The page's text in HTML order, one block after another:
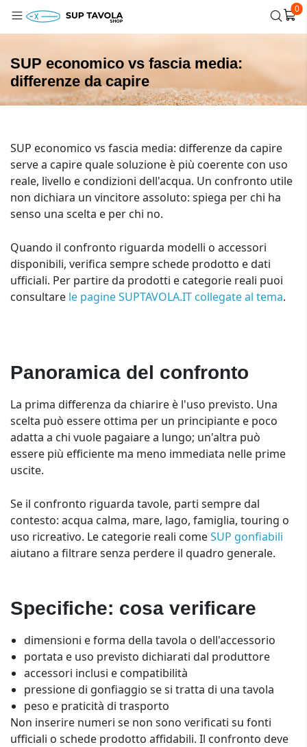
0
SUP economico vs fascia media:
differenze da capire
SUP economico vs fascia media: differenze da capire
serve a capire quale soluzione è più coerente con uso
reale, livello e condizioni dell'acqua. Un confronto utile
non dichiara un vincitore assoluto: spiega per chi ha
senso una scelta e per chi no.
Quando il confronto riguarda modelli o accessori
disponibili, verifica sempre schede prodotto e dati
ufficiali. Per partire da prodotti e categorie reali puoi
consultare le pagine SUPTAVOLA.IT collegate al tema.
Panoramica del confronto
La prima differenza da chiarire è l'uso previsto. Una
scelta può essere ottima per un principiante e poco
adatta a chi vuole pagaiare a lungo; un'altra può
essere più efficiente ma meno immediata nelle prime
uscite.
Se il confronto riguarda tavole, parti sempre dal
contesto: acqua calma, mare, lago, famiglia, touring o
uso ricreativo. Le categorie reali comeSUP gonfiabili
aiutano a filtrare senza perdere il quadro generale.
Specifiche: cosa verificare
dimensioni e forma della tavola o dell'accessorio
portata e uso previsto dichiarati dal produttore
accessori inclusi e compatibilità
pressione di gonfiaggio se si tratta di una tavola
peso e praticità di trasporto
Non inserire numeri se non sono verificati su fonti
ufficiali o schede prodotto affidabili. Il confronto deve